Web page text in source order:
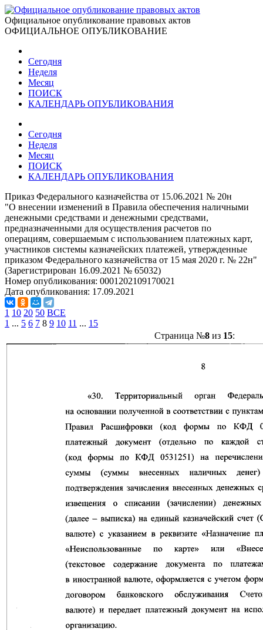
Официальное опубликование правовых актов
ОФИЦИАЛЬНОЕ ОПУБЛИКОВАНИЕ
Сегодня
Неделя
Месяц
ПОИСК
КАЛЕНДАРЬ ОПУБЛИКОВАНИЯ
Сегодня
Неделя
Месяц
ПОИСК
КАЛЕНДАРЬ ОПУБЛИКОВАНИЯ
Приказ Федерального казначейства от 15.06.2021 № 20н
"О внесении изменений в Правила обеспечения наличными
денежными средствами и денежными средствами,
предназначенными для осуществления расчетов по
операциям, совершаемым с использованием платежных карт,
участников системы казначейских платежей, утвержденные
приказом Федерального казначейства от 15 мая 2020 г. № 22н"
(Зарегистрирован 16.09.2021 № 65032)
Номер опубликования: 0001202109170021
Дата опубликования: 17.09.2021
1 10 20 50 ВСЕ
1 ... 5 6 7 8 9 10 11 ... 15
Страница №8из 15: